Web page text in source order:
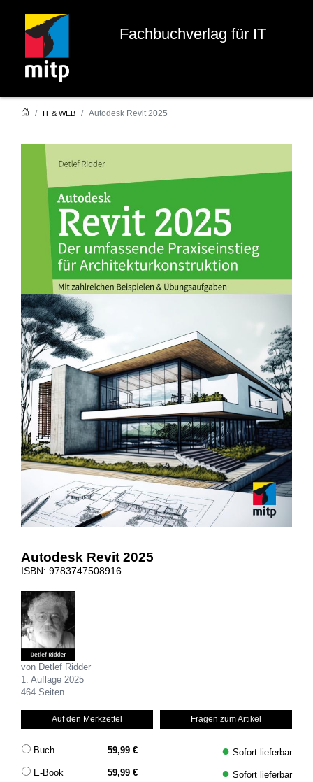
Fachbuchverlag für IT
IT & WEB Autodesk Revit 2025
Autodesk Revit 2025
ISBN: 9783747508916
von Detlef Ridder
1. Auflage 2025
464 Seiten
Auf den Merkzettel Fragen zum Artikel
Buch 59,99 € ● Sofort lieferbar
E-Book 59,99 € ● Sofort lieferbar